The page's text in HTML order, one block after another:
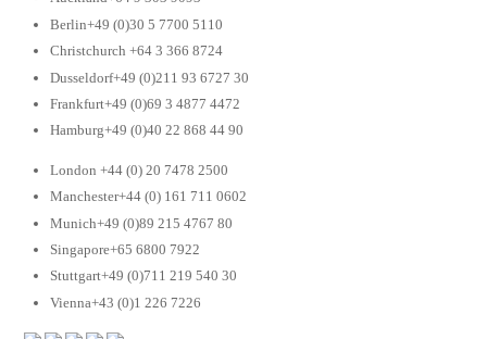
Berlin+49 (0)30 5 7700 5110
Christchurch +64 3 366 8724
Dusseldorf+49 (0)211 93 6727 30
Frankfurt+49 (0)69 3 4877 4472
Hamburg+49 (0)40 22 868 44 90
London +44 (0) 20 7478 2500
Manchester+44 (0) 161 711 0602
Munich+49 (0)89 215 4767 80
Singapore+65 6800 7922
Stuttgart+49 (0)711 219 540 30
Vienna+43 (0)1 226 7226